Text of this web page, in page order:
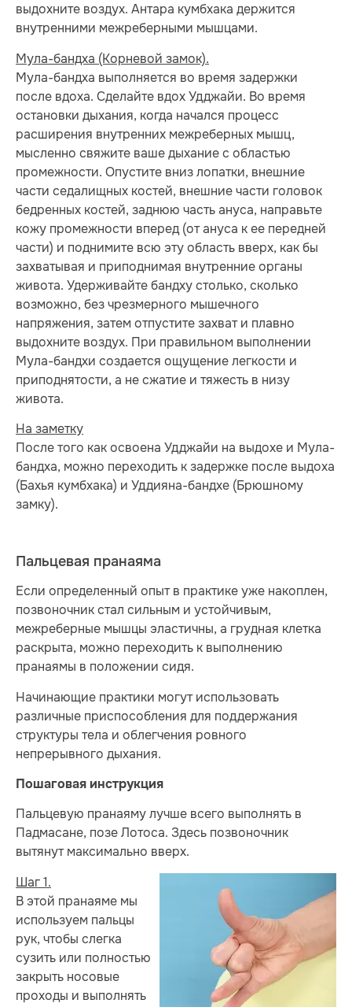
выдохните воздух. Антара кумбхака держится
внутренними межреберными мышцами.
Мула-бандха (Корневой замок).
Мула-бандха выполняется во время задержки
после вдоха. Сделайте вдох Удджайи. Во время
остановки дыхания, когда начался процесс
расширения внутренних межреберных мышц,
мысленно свяжите ваше дыхание с областью
промежности. Опустите вниз лопатки, внешние
части седалищных костей, внешние части головок
бедренных костей, заднюю часть ануса, направьте
кожу промежности вперед (от ануса к ее передней
части) и поднимите всю эту область вверх, как бы
захватывая и приподнимая внутренние органы
живота. Удерживайте бандху столько, сколько
возможно, без чрезмерного мышечного
напряжения, затем отпустите захват и плавно
выдохните воздух. При правильном выполнении
Мула-бандхи создается ощущение легкости и
приподнятости, а не сжатие и тяжесть в низу
живота.
На заметку
После того как освоена Удджайи на выдохе и Мула-
бандха, можно переходить к задержке после выдоха
(Бахья кумбхака) и Уддияна-бандхе (Брюшному
замку).
Пальцевая пранаяма
Если определенный опыт в практике уже накоплен,
позвоночник стал сильным и устойчивым,
межреберные мышцы эластичны, а грудная клетка
раскрыта, можно переходить к выполнению
пранаямы в положении сидя.
Начинающие практики могут использовать
различные приспособления для поддержания
структуры тела и облегчения ровного
непрерывного дыхания.
Пошаговая инструкция
Пальцевую пранаяму лучше всего выполнять в
Падмасане, позе Лотоса. Здесь позвоночник
вытянут максимально вверх.
Шаг 1.
В этой пранаяме мы
используем пальцы
рук, чтобы слегка
сузить или полностью
закрыть носовые
проходы и выполнять